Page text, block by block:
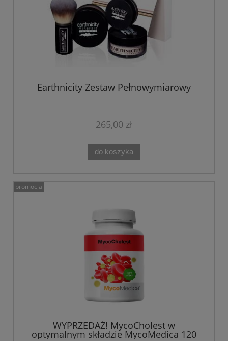
Earthnicity Zestaw Pełnowymiarowy
265,00 zł
do koszyka
WYPRZEDAŻ! MycoCholest w
optymalnym składzie MycoMedica 120
promocja